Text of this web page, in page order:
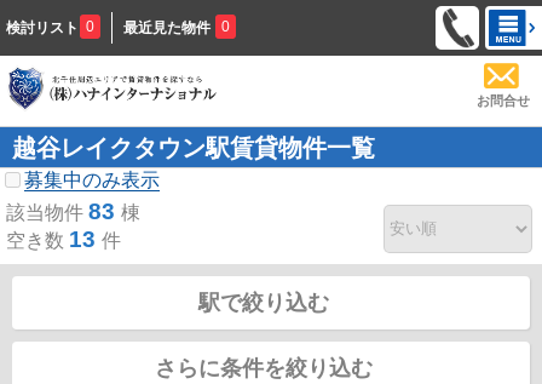
検討リスト 0 最近見た物件 0
お問合せ
越谷レイクタウン駅賃貸物件一覧
募集中のみ表示
該当物件 83 棟
空き数 13 件
駅で絞り込む
さらに条件を絞り込む